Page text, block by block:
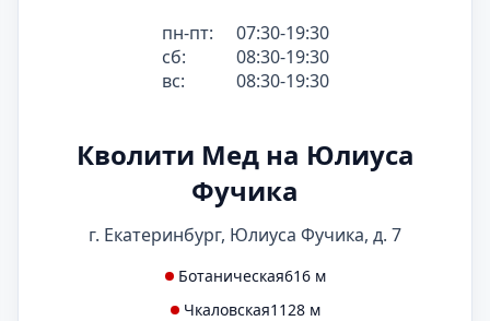
пн-пт:
07:30-19:30
сб:
08:30-19:30
вс:
08:30-19:30
Кволити Мед на Юлиуса
Фучика
г. Екатеринбург, Юлиуса Фучика, д. 7
Ботаническая616 м
Чкаловская1128 м